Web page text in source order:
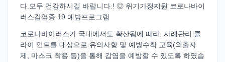
다.모두 건강하시길 바랍니다.! ◎ 위기가정지원 코로나바이
러스감염증 19 예방프로그램
코로나바이러스가 국내에서도 확산됨에 따라, 사례관리 클
라이 언트를 대상으로 유의사항 및 예방수칙 교육(외출자
제, 마스크 착용 등)을 통해 감염을 예방할 수 있도록 하였습